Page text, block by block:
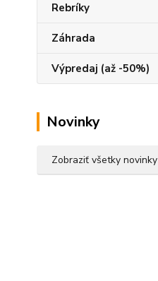
Rebríky
Záhrada
Výpredaj (až -50%)
Novinky
Zobraziť všetky novinky